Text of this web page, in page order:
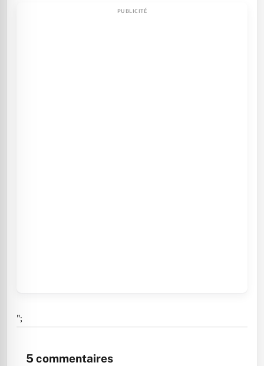
";
5 commentaires